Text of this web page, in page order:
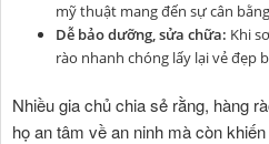
mỹ thuật mang đến sự cân
Dễ bảo dưỡng, sửa chữa: Khi
rào nhanh chóng lấy lại vẻ đẹp
Nhiều gia chủ chia sẻ rằng, hàng
họ an tâm về an ninh mà còn